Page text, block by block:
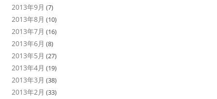
2013年9月 (7)
2013年8月 (10)
2013年7月 (16)
2013年6月 (8)
2013年5月 (27)
2013年4月 (19)
2013年3月 (38)
2013年2月 (33)